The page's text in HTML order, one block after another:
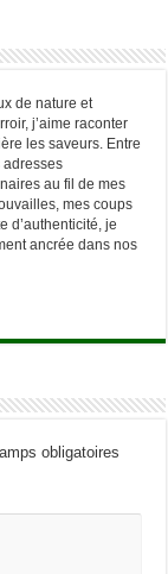
de nature et
j’aime raconter
les saveurs. Entre
adresses
au fil de mes
mes coups
d’authenticité, je
ancrée dans nos
obligatoires